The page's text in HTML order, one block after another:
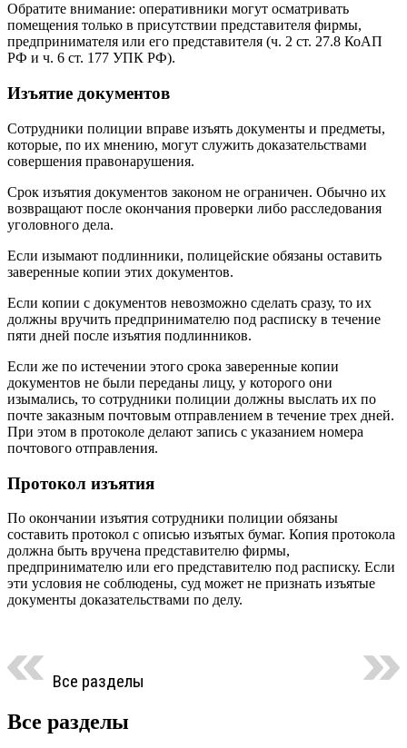
Обратите внимание: оперативники могут осматривать
помещения только в присутствии представителя фирмы,
предпринимателя или его представителя (ч. 2 ст. 27.8 КоАП
РФ и ч. 6 ст. 177 УПК РФ).
Изъятие документов
Сотрудники полиции вправе изъять документы и предметы,
которые, по их мнению, могут служить доказательствами
совершения правонарушения.
Срок изъятия документов законом не ограничен. Обычно их
возвращают после окончания проверки либо расследования
уголовного дела.
Если изымают подлинники, полицейские обязаны оставить
заверенные копии этих документов.
Если копии с документов невозможно сделать сразу, то их
должны вручить предпринимателю под расписку в течение
пяти дней после изъятия подлинников.
Если же по истечении этого срока заверенные копии
документов не были переданы лицу, у которого они
изымались, то сотрудники полиции должны выслать их по
почте заказным почтовым отправлением в течение трех дней.
При этом в протоколе делают запись с указанием номера
почтового отправления.
Протокол изъятия
По окончании изъятия сотрудники полиции обязаны
составить протокол с описью изъятых бумаг. Копия протокола
должна быть вручена представителю фирмы,
предпринимателю или его представителю под расписку. Если
эти условия не соблюдены, суд может не признать изъятые
документы доказательствами по делу.
Все разделы
Все разделы